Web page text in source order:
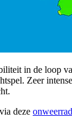
in de loop
Zeer
deze